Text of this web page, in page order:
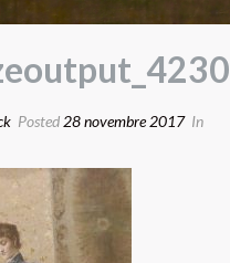
Posted 28 novembre 2017 In